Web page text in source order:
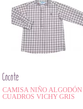
Cocote
CAMISA NIÑO ALGODÓN
CUADROS VICHY GRIS